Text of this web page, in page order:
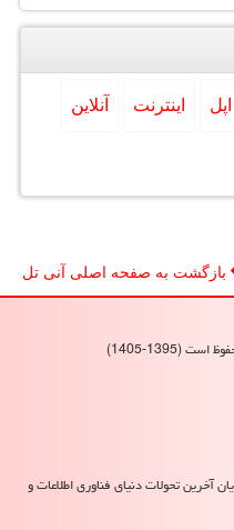
اپل اینترنت آنلاین
بازگشت به صفحه اصلی آنی تل
آخرین تحولات دنیای فناوری اطلاعات و